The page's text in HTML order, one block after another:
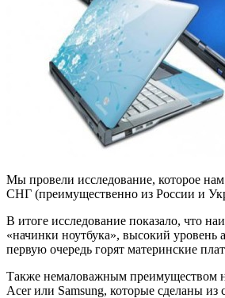
Мы провели исследование, которое
СНГ (преимущественно из России и
В итоге исследование показало, что
«начинки ноутбука», высокий
первую очередь горят материнские
Также немаловажным преимуществом
Acer или Samsung, которые сделаны из